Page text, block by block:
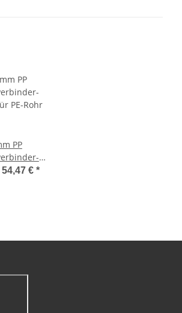
PP
PE-Rohr
54,47 € *